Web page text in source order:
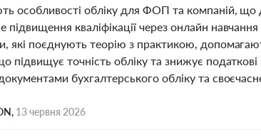
особливості обліку для ФОП та компаній, що
підвищення кваліфікації через онлайн
які поєднують теорію з практикою,
підвищує точність обліку та знижує податкові
бухгалтерського обліку та
13 червня 2026